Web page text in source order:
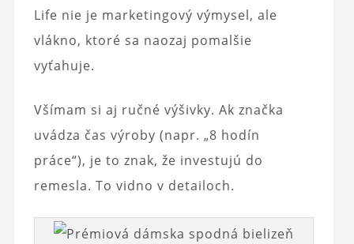
Life nie je marketingový výmysel, ale
vlákno, ktoré sa naozaj pomalšie
vyťahuje.
Všímam si aj ručné výšivky. Ak značka
uvádza čas výroby (napr. „8 hodín
práce“), je to znak, že investujú do
remesla. To vidno v detailoch.